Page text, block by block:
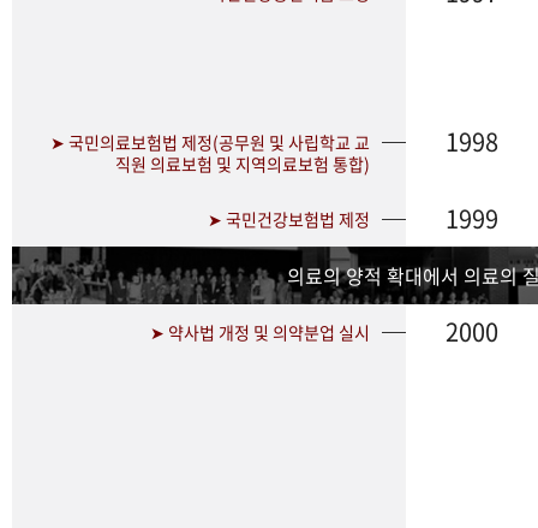
➤ 국민의료보험법 제정(공무원 및 사립학교 교
직원 의료보험 및 지역의료보험 통합)
1998
➤ 국민건강보험법 제정 1999
의료의 양적 확대에서 의료의
➤ 약사법 개정 및 의약분업 실시 2000